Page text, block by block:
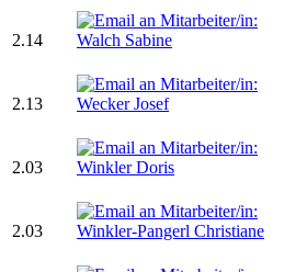
2.14
2.13
2.03
2.03